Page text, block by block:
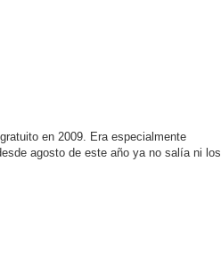
en 2009. Era especialmente
agosto de este año ya no salía ni los